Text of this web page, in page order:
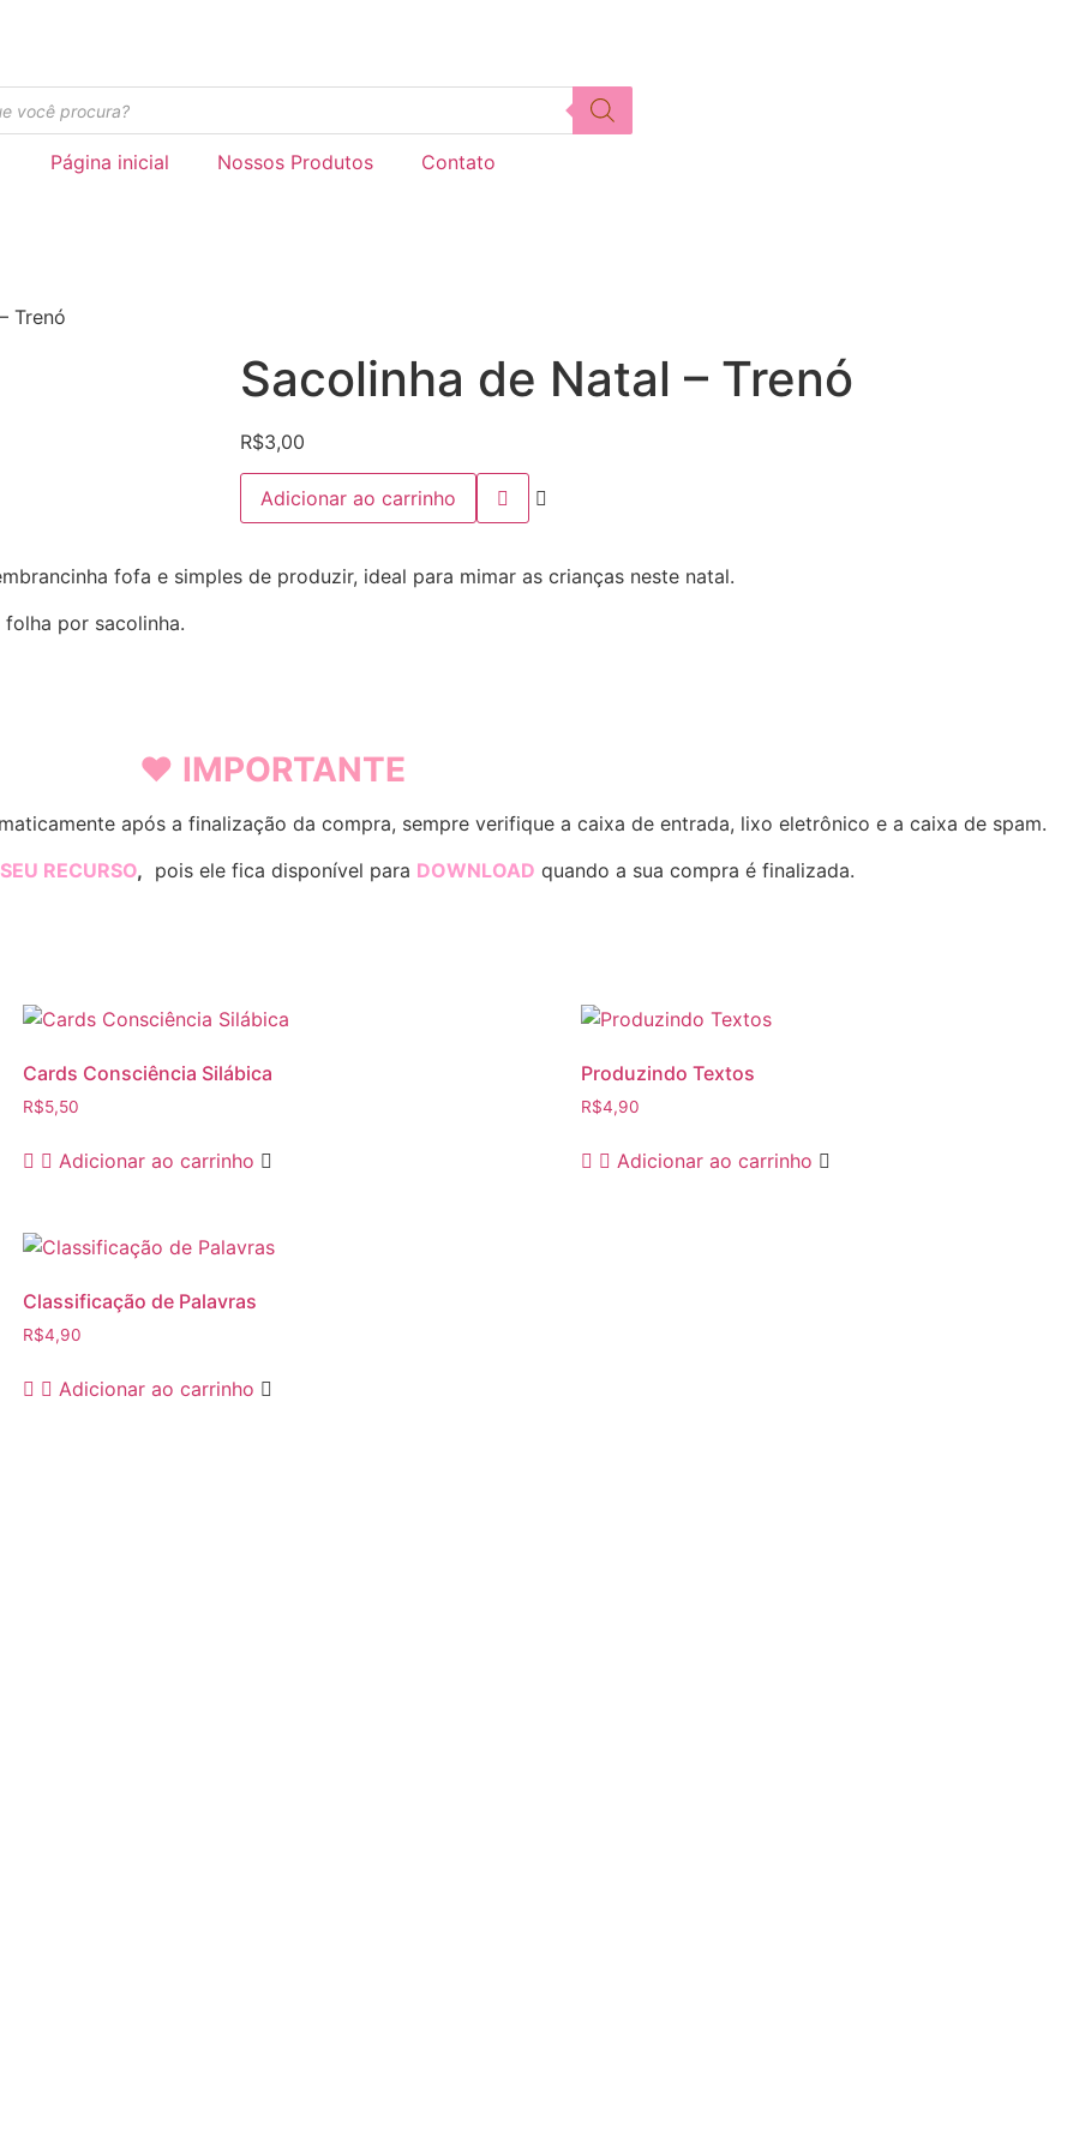
Página inicial
Nossos Produtos
Contato
Trenó
Sacolinha de Natal – Trenó
R$3,00
Sacolinha
de
Natal
quantidade
Adicionar ao carrinho
fofa e simples de produzir, ideal para mimar as crianças neste natal.
por sacolinha.
♥ IMPORTANTE
após a finalização da compra, sempre verifique a caixa de entrada, lixo eletrônico e a caixa de spam.
RECURSO, pois ele fica disponível para DOWNLOAD quando a sua compra é finalizada.
Cards Consciência Silábica
R$5,50
Adicionar ao carrinho
Produzindo Textos
R$4,90
Adicionar ao carrinho
Classificação de Palavras
R$4,90
Adicionar ao carrinho